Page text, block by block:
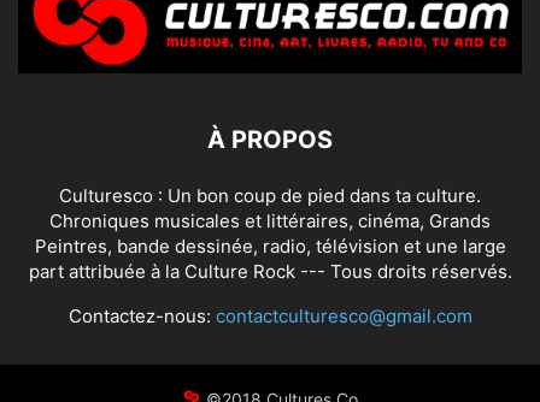
À PROPOS
Culturesco : Un bon coup de pied dans ta culture.
Chroniques musicales et littéraires, cinéma, Grands
Peintres, bande dessinée, radio, télévision et une large
part attribuée à la Culture Rock --- Tous droits réservés.
Contactez-nous: contactculturesco@gmail.com